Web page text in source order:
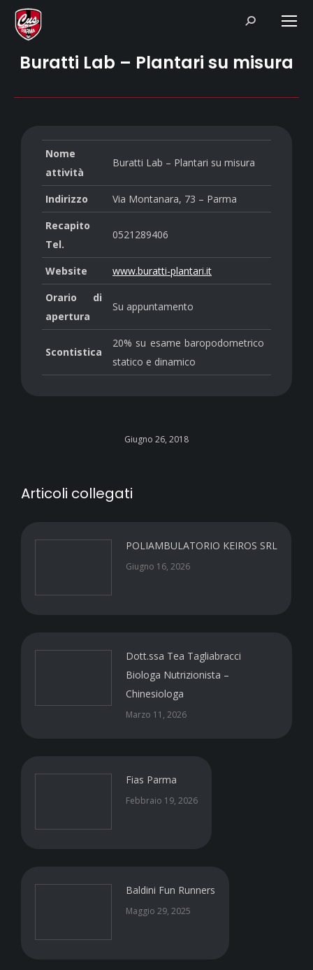
Search:
Buratti Lab – Plantari su misura
Nome
attività
Buratti Lab – Plantari su misura
Indirizzo
Via Montanara, 73 – Parma
Recapito
Tel.
0521289406
Website
www.buratti-plantari.it
Orario di
apertura
Su appuntamento
Scontistica
20% su esame baropodometrico
statico e dinamico
Giugno 26, 2018
Articoli collegati
POLIAMBULATORIO KEIROS SRL
Giugno 16, 2026
Dott.ssa Tea Tagliabracci
Biologa Nutrizionista –
Chinesiologa
Marzo 11, 2026
Fias Parma
Febbraio 19, 2026
Baldini Fun Runners
Maggio 29, 2025